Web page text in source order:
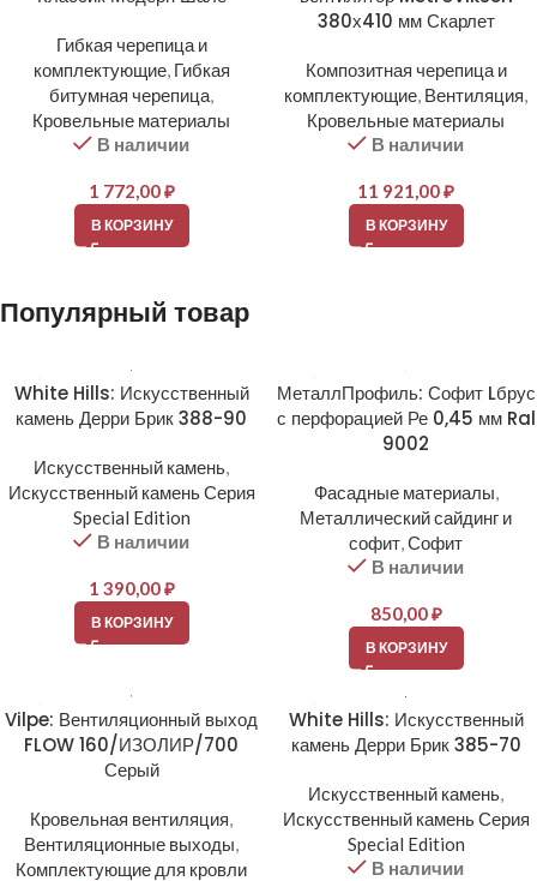
Гибкая черепица и
комплектующие, Гибкая
битумная черепица,
Кровельные материалы
В наличии
1 772,00₽
В КОРЗИНУ
380х410 мм Скарлет
Композитная черепица и
комплектующие, Вентиляция,
Кровельные материалы
В наличии
11 921,00₽
В КОРЗИНУ
Популярный товар
White Hills: Искусственный
камень Дерри Брик 388-90
Искусственный камень,
Искусственный камень Серия
Special Edition
В наличии
1 390,00₽
В КОРЗИНУ
МеталлПрофиль: Софит Lбрус
с перфорацией Ре 0,45 мм Ral
9002
Фасадные материалы,
Металлический сайдинг и
софит,Софит
В наличии
850,00₽
В КОРЗИНУ
Vilpe: Вентиляционный выход
FLOW 160/ИЗОЛИР/700
Серый
Кровельная вентиляция,
Вентиляционные выходы,
Комплектующие для кровли
White Hills: Искусственный
камень Дерри Брик 385-70
Искусственный камень,
Искусственный камень Серия
Special Edition
В наличии